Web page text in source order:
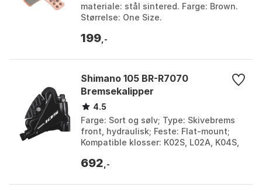
materiale: stål sintered. Farge: Brown.
Størrelse: One Size.
199 ,-
Shimano 105 BR-R7070
Bremsekalipper
4.5
Farge: Sort og sølv; Type: Skivebrems
front, hydraulisk; Feste: Flat-mount;
Kompatible klosser: K02S, L02A, K04S,
1....
692 ,-